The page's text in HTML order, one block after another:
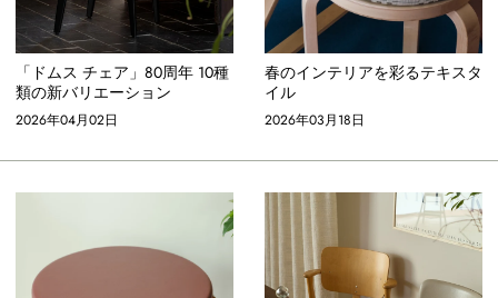
「ドムス チェア」80周年 10種
類の新バリエーション
2026年04月02日
春のインテリアを彩るテキスタ
イル
2026年03月18日